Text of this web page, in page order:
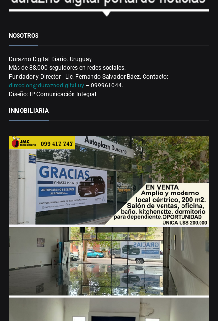
NOSOTROS
Durazno Digital Diario. Uruguay.
Más de 88.000 seguidores en redes sociales.
Fundador y Director - Lic. Fernando Salvador Báez. Contacto:
direccion@duraznodigital.uy – 099961044.
Diseño: IP Comunicación Integral.
INMOBILIARIA